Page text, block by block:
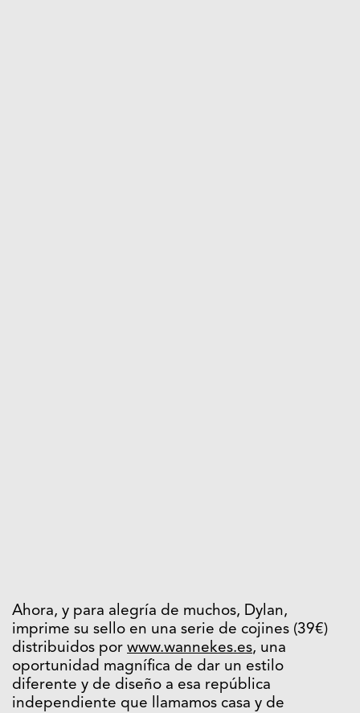
Ahora, y para alegría de muchos, Dylan,
imprime su sello en una serie de cojines (39€)
distribuidos por www.wannekes.es, una
oportunidad magnífica de dar un estilo
diferente y de diseño a esa república
independiente que llamamos casa y de